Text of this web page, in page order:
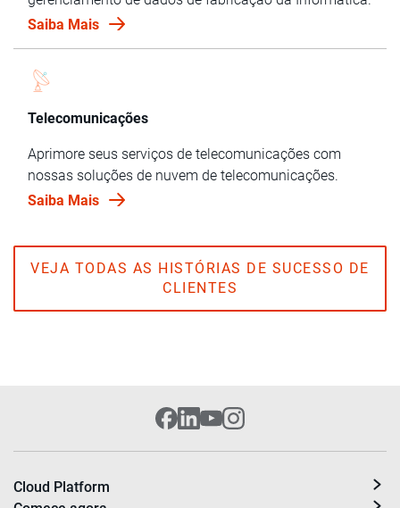
Saiba Mais
Telecomunicações
Aprimore seus serviços de telecomunicações com
nossas soluções de nuvem de telecomunicações.
Saiba Mais
VEJA TODAS AS HISTÓRIAS DE SUCESSO DE
CLIENTES
Cloud Platform